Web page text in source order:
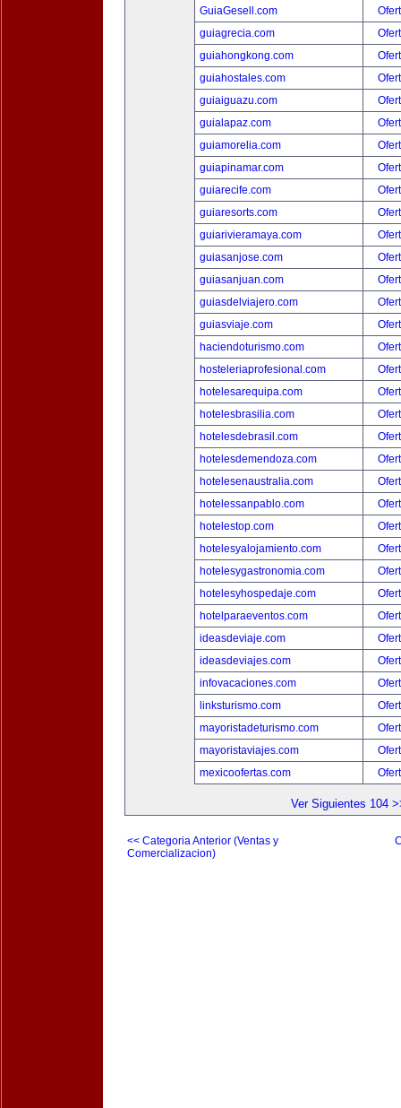
GuiaGesell.com
guiagrecia.com
guiahongkong.com
guiahostales.com
guiaiguazu.com
guialapaz.com
guiamorelia.com
guiapinamar.com
guiarecife.com
guiaresorts.com
guiarivieramaya.com
guiasanjose.com
guiasanjuan.com
guiasdelviajero.com
guiasviaje.com
haciendoturismo.com
hosteleriaprofesional.com
hotelesarequipa.com
hotelesbrasilia.com
hotelesdebrasil.com
hotelesdemendoza.com
hotelesenaustralia.com
hotelessanpablo.com
hotelestop.com
hotelesyalojamiento.com
hotelesygastronomia.com
hotelesyhospedaje.com
hotelparaeventos.com
ideasdeviaje.com
ideasdeviajes.com
infovacaciones.com
linksturismo.com
mayoristadeturismo.com
mayoristaviajes.com
mexicoofertas.com
Ver Siguientes 104
<< Categoria Anterior (Ventas y
Comercializacion)